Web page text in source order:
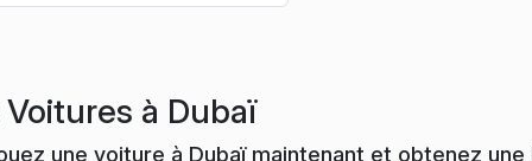
à Dubaï
une voiture à Dubaï maintenant et obtenez